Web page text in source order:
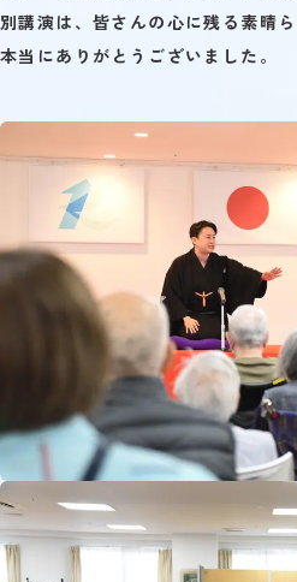
別講演は、皆さんの心に残る素晴
本当にありがとうございました。